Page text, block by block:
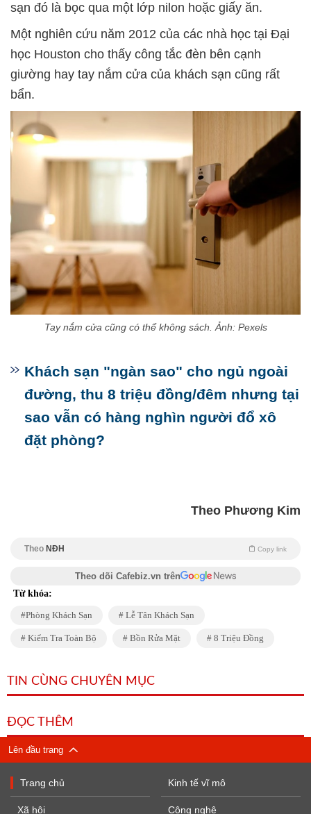
sạn đó là bọc qua một lớp nilon hoặc giấy ăn.
Một nghiên cứu năm 2012 của các nhà học tại Đại
học Houston cho thấy công tắc đèn bên cạnh
giường hay tay nắm cửa của khách sạn cũng rất
bẩn.
Tay nắm cửa cũng có thể không sách. Ảnh: Pexels
Khách sạn "ngàn sao" cho ngủ ngoài
đường, thu 8 triệu đồng/đêm nhưng tại
sao vẫn có hàng nghìn người đổ xô
đặt phòng?
Theo Phương Kim
Theo NĐH Copy link
Theo dõi Cafebiz.vn trên
Từ khóa:
Phòng Khách Sạn Lễ Tân Khách Sạn
Kiểm Tra Toàn Bộ Bồn Rửa Mặt 8 Triệu Đồng
TIN CÙNG CHUYÊN MỤC
ĐỌC THÊM
Lên đầu trang
Trang chủ
Xã hội
Kinh tế vĩ mô
Công nghệ